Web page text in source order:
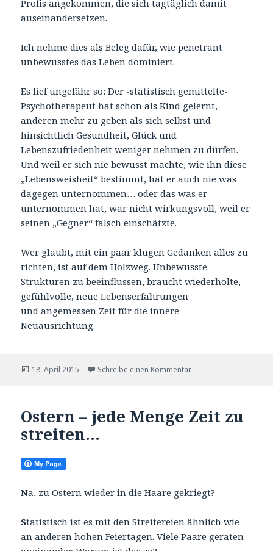
Profis angekommen, die sich tagtäglich damit
auseinandersetzen.
Ich nehme dies als Beleg dafür, wie penetrant
unbewusstes das Leben dominiert.
Es lief ungefähr so: Der -statistisch gemittelte-
Psychotherapeut hat schon als Kind gelernt,
anderen mehr zu geben als sich selbst und
hinsichtlich Gesundheit, Glück und
Lebenszufriedenheit weniger nehmen zu dürfen.
Und weil er sich nie bewusst machte, wie ihn diese
„Lebensweisheit“ bestimmt, hat er auch nie was
dagegen unternommen… oder das was er
unternommen hat, war nicht wirkungsvoll, weil er
seinen „Gegner“ falsch einschätzte.
Wer glaubt, mit ein paar klugen Gedanken alles zu
richten, ist auf dem Holzweg. Unbewusste
Strukturen zu beeinflussen, braucht wiederholte,
gefühlvolle, neue Lebenserfahrungen
und angemessen Zeit für die innere
Neuausrichtung.
Veröffentlicht
18. April 2015 Schreibe einen Kommentarzu Psychotherapeuten
Ostern – jede Menge Zeit zu
streiten…
Na, zu Ostern wieder in die Haare gekriegt?
Statistisch ist es mit den Streitereien ähnlich wie
an anderen hohen Feiertagen. Viele Paare geraten